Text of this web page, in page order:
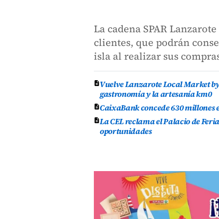
La cadena SPAR
clientes, que podrán
isla al realizar sus
Vuelve Lanzarote Local Market
gastronomía y la artesanía km0
CaixaBank concede 630
La CEL reclama el Palacio de
oportunidades